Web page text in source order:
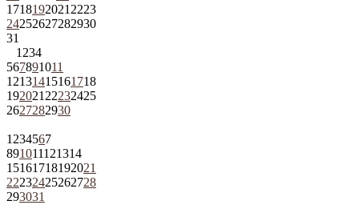
1718192021 2223
24252627282930
31
1 234
567891011
12131415161718
192021 22232425
2627282930
1 234567
891011121314
15161718192021
22232425262728
293031